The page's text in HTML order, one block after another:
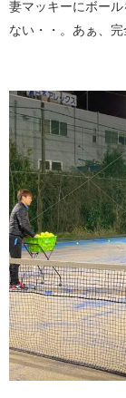
妻マッキーにボー
ない・・。あぁ、